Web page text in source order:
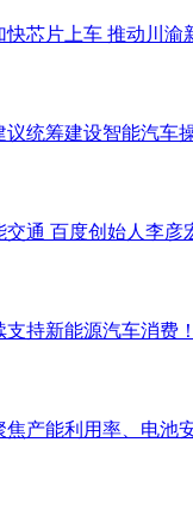
芯片上车 推动川渝
议统筹建设智能汽车
通 百度创始人李彦
持新能源汽车消费
焦产能利用率、电池